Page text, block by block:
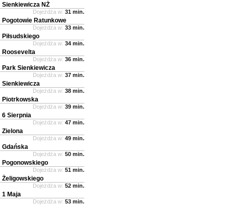
Sienkiewicza NŻ
Dojeżdża w: 31 min.
Pogotowie Ratunkowe
Dojeżdża w: 33 min.
Piłsudskiego
Dojeżdża w: 34 min.
Roosevelta
Dojeżdża w: 36 min.
Park Sienkiewicza
Dojeżdża w: 37 min.
Sienkiewicza
Dojeżdża w: 38 min.
Piotrkowska
Dojeżdża w: 39 min.
6 Sierpnia
Dojeżdża w: 47 min.
Zielona
Dojeżdża w: 49 min.
Gdańska
Dojeżdża w: 50 min.
Pogonowskiego
Dojeżdża w: 51 min.
Żeligowskiego
Dojeżdża w: 52 min.
1 Maja
Dojeżdża w: 53 min.